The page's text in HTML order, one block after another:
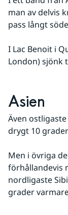
man av delvis
pass långt
I Lac Benoit i
London) sjönk
Asien
Även
drygt 10
Men i övriga
förhållandevis
nordligaste
grader